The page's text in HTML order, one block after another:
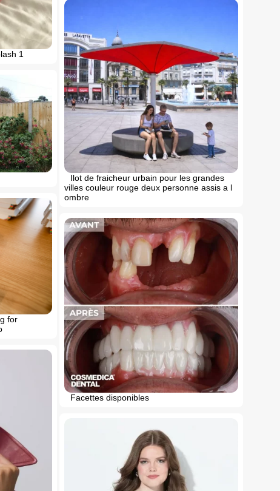
1
Ilot de fraicheur urbain pour les grandes
villes couleur rouge deux personne assis a l
ombre
for
Facettes disponibles